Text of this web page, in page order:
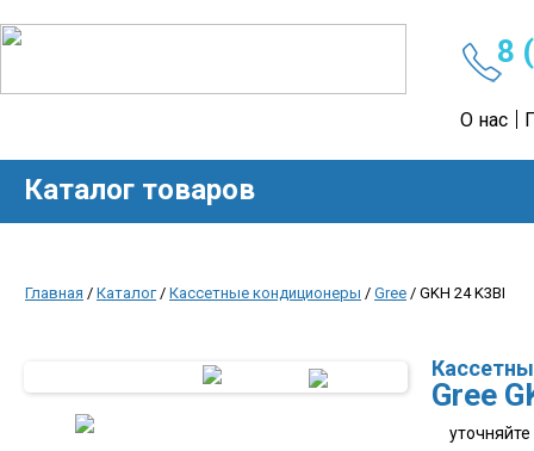
8
О нас
Каталог товаров
Главная / Каталог/ Кассетные кондиционеры / Gree / GKH 24 K3BI
Gree